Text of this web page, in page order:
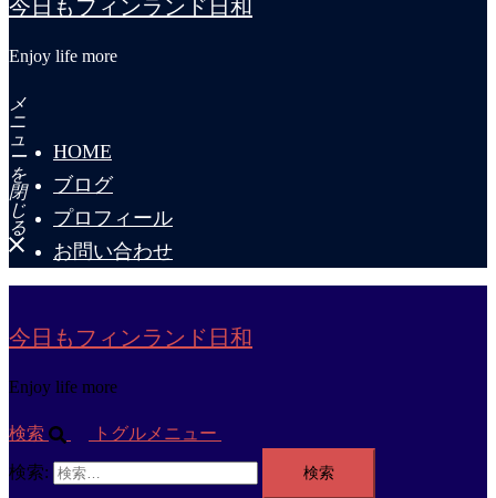
今日もフィンランド日和
Enjoy life more
メ
ニ
ュ
ー
を
閉
じ
る
HOME
ブログ
プロフィール
お問い合わせ
今日もフィンランド日和
Enjoy life more
検索 トグルメニュー
検索: